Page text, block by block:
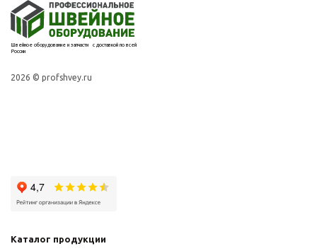
Швейное оборудование и запчасти с доставкой по всей
России
2026 © profshvey.ru
Каталог продукции